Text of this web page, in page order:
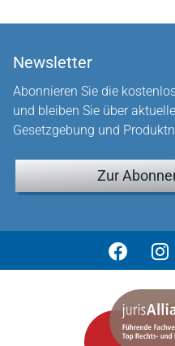
Newsletter
Abonnieren Sie die
und bleiben Sie über
Gesetzgebung und
Zur